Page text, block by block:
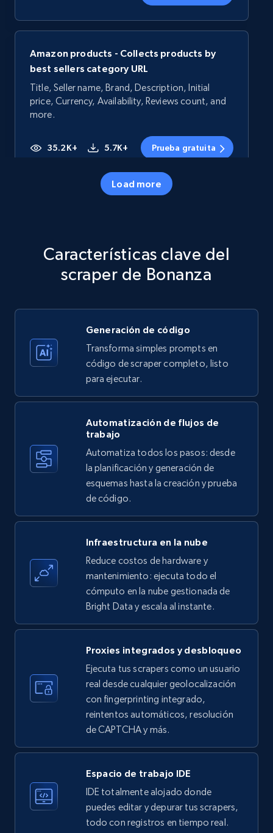
Amazon products - Collects products by
best sellers category URL
Title, Seller name, Brand, Description, Initial
price, Currency, Availability, Reviews count, and
more.
35.2K+ 5.7K+ Prueba gratuita
price, Currency, Availability, Reviews count, and
Amazon products - Collects products by
specific keywords
Title, Seller name, Brand, Description, Initial
35.2K+ 5.7K+ Prueba gratuita
Amazon products - find products by using
Title, Seller name, Brand, Description, Initial
price, Currency, Availability, Reviews count, and
more.
5.7K+ Prueba gratuita
LinkedIn company information
ID, Name, Country code, Locations, Followers,
Employees in linkedin, About, Specialties, and
33.5K+ 3.5K+ Prueba gratuita
Instagram - Profiles
Account, Fbid, ID, Followers, Posts count, Is
Load more
Características clave del
scraper de Bonanza
Generación de código
Transforma simples prompts en
código de scraper completo, listo
para ejecutar.
Automatización de flujos de
trabajo
Automatiza todos los pasos: desde
la planificación y generación de
esquemas hasta la creación y prueba
de código.
Infraestructura en la nube
Reduce costos de hardware y
mantenimiento: ejecuta todo el
cómputo en la nube gestionada de
Bright Data y escala al instante.
Proxies integrados y desbloqueo
Ejecuta tus scrapers como un usuario
real desde cualquier geolocalización
con fingerprinting integrado,
reintentos automáticos, resolución
de CAPTCHA y más.
Espacio de trabajo IDE
IDE totalmente alojado donde
puedes editar y depurar tus scrapers,
todo con registros en tiempo real.